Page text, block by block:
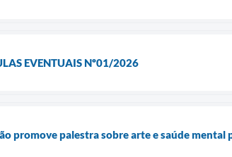
EVENTUAIS Nº01/2026
promove palestra sobre arte e saúde mental